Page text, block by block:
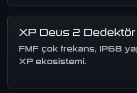
XP Deus 2 Dedektör
FMF çok frekans, IP68
XP ekosistemi.